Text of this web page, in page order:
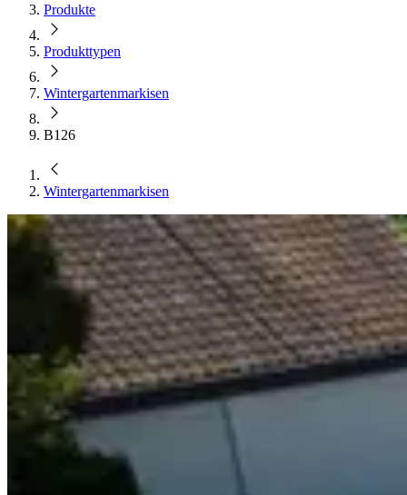
Produkte
Produkttypen
Wintergarten­markisen
B126
Wintergarten­markisen